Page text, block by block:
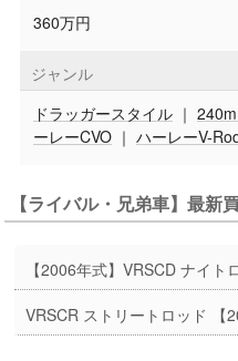
360万円
ジャンル
ドラッガースタイル ｜
ーレーCVO ｜ ハーレーV-
【ライバル・兄弟車】最新
【2006年式】VRSCD ナイト
VRSCR ストリートロッド 【